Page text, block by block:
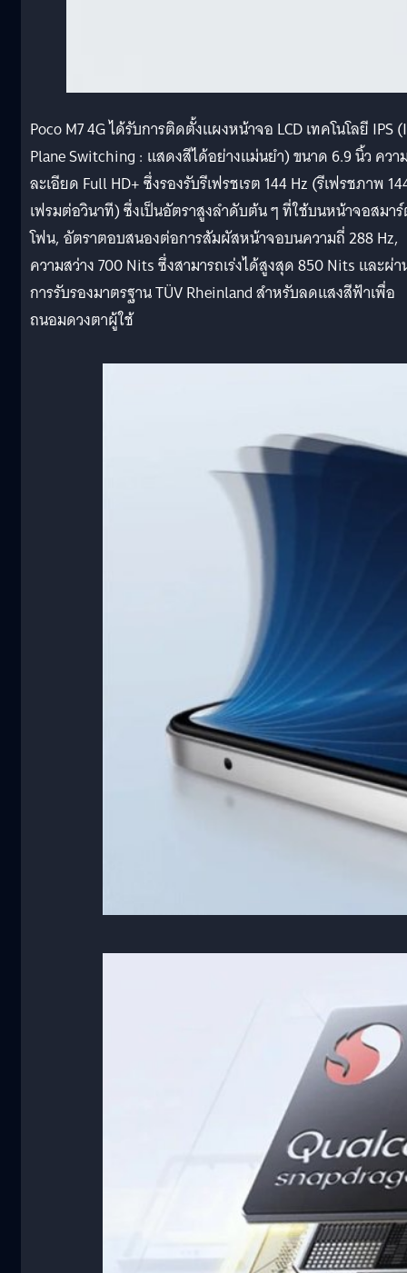
Poco M7 4G ได้รับการติดตั้งแผงหน้าจอ LCD เทคโนโลยี IPS
Plane Switching : แสดงสีได้อย่างแม่นยำ) ขนาด 6.9 นิ้ว ควา
ละเอียด Full HD+ ซึ่งรองรับรีเฟรชเรต 144 Hz (รีเฟรชภาพ
เฟรมต่อวินาที) ซึ่งเป็นอัตราสูงลำดับต้น ๆ ที่ใช้บนหน้าจอสมา
โฟน, อัตราตอบสนองต่อการสัมผัสหน้าจอบนความถี่ 288 Hz,
ความสว่าง 700 Nits ซึ่งสามารถเร่งได้สูงสุด 850 Nits และผ่า
การรับรองมาตรฐาน TÜV Rheinland สำหรับลดแสงสีฟ้าเพื่อ
ถนอมดวงตาผู้ใช้